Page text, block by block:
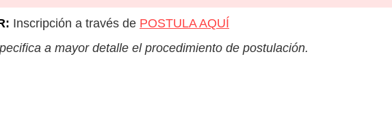
Inscripción a través de POSTULA AQUÍ
a mayor detalle el procedimiento de postulación.